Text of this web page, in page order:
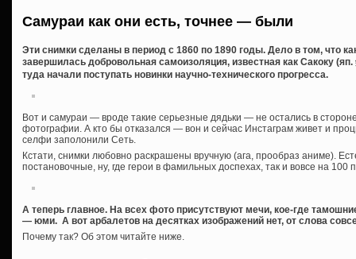
Самураи как они есть, точнее — были
Эти снимки сделаны в период с 1860 по 1890 годы. Дело в том, что
завершилась добровольная самоизоляция, известная как Сакоку
туда начали поступать новинки научно-технического прогресса.
Вот и самураи — вроде такие серьезные дядьки — не остались в
фотографии. А кто бы отказался — вон и сейчас Инстаграм живет и
селфи заполонили Сеть.
Кстати, снимки любовно раскрашены вручную (ага, прообраз аниме).
постановочные, ну, где герои в фамильных доспехах, так и вовсе на 100
А теперь главное. На всех фото присутствуют мечи, кое-где
— юми. А вот арбалетов на десятках изображений нет, от слова
Почему так? Об этом читайте ниже.